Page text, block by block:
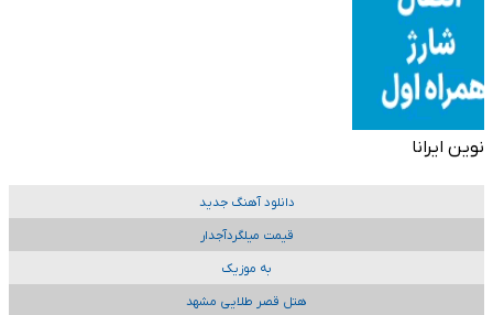
نوین ایرانا
دانلود آهنگ جدید
قیمت میلگردآجدار
به موزیک
هتل قصر طلایی مشهد